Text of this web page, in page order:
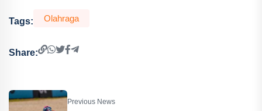
Tags: Olahraga
Share:
Previous News